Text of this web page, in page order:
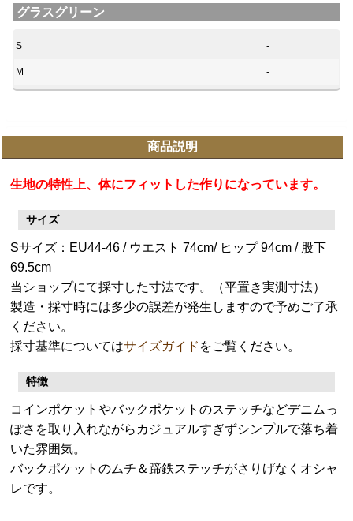
グラスグリーン
S -
M -
商品説明
生地の特性上、体にフィットした作りになっています。
サイズ
Sサイズ：EU44-46 / ウエスト 74cm/ ヒップ 94cm / 股下
69.5cm
当ショップにて採寸した寸法です。（平置き実測寸法）
製造・採寸時には多少の誤差が発生しますので予めご了承
ください。
採寸基準についてはサイズガイド をご覧ください。
特徴
コインポケットやバックポケットのステッチなどデニムっ
ぽさを取り入れながらカジュアルすぎずシンプルで落ち着
いた雰囲気。
バックポケットのムチ＆蹄鉄ステッチがさりげなくオシャ
レです。